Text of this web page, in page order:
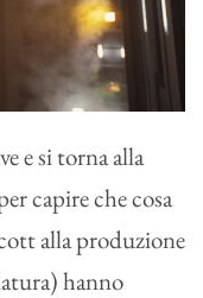
e si torna alla
capire che cosa
alla produzione
hanno